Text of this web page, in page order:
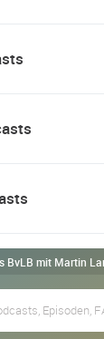
BvLB mit Martin